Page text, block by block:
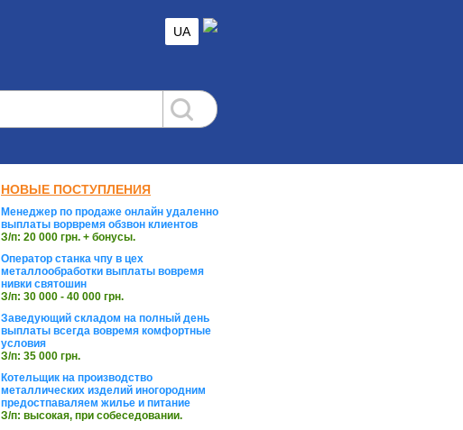
UA
НОВЫЕ ПОСТУПЛЕНИЯ
Менеджер по продаже онлайн удаленно
выплаты ворвремя обзвон клиентов
З/п: 20 000 грн. + бонусы.
Оператор станка чпу в цех
металлообработки выплаты вовремя
нивки святошин
З/п: 30 000 - 40 000 грн.
Заведующий складом на полный день
выплаты всегда вовремя комфортные
условия
З/п: 35 000 грн.
Котельщик на производство
металлических изделий иногородним
предостпаваляем жилье и питание
З/п: высокая, при собеседовании.